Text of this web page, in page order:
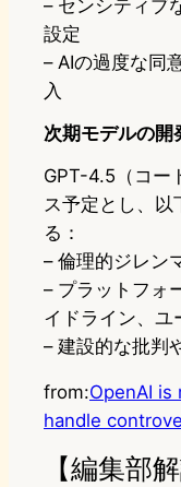
– センシティブ
設定
– AIの過度な同
入
次期モデルの開
GPT-4.5（コー
ス予定とし、以
る：
– 倫理的ジレン
– プラットフォ
イドライン、ユ
– 建設的な批判
from:OpenAI is
handle
【編集部解